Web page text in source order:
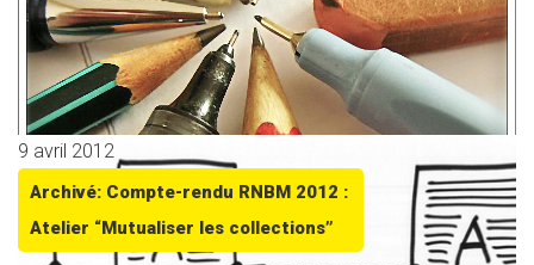
9 avril 2012
Archivé: Compte-rendu RNBM 2012 :
Atelier “Mutualiser les collections”